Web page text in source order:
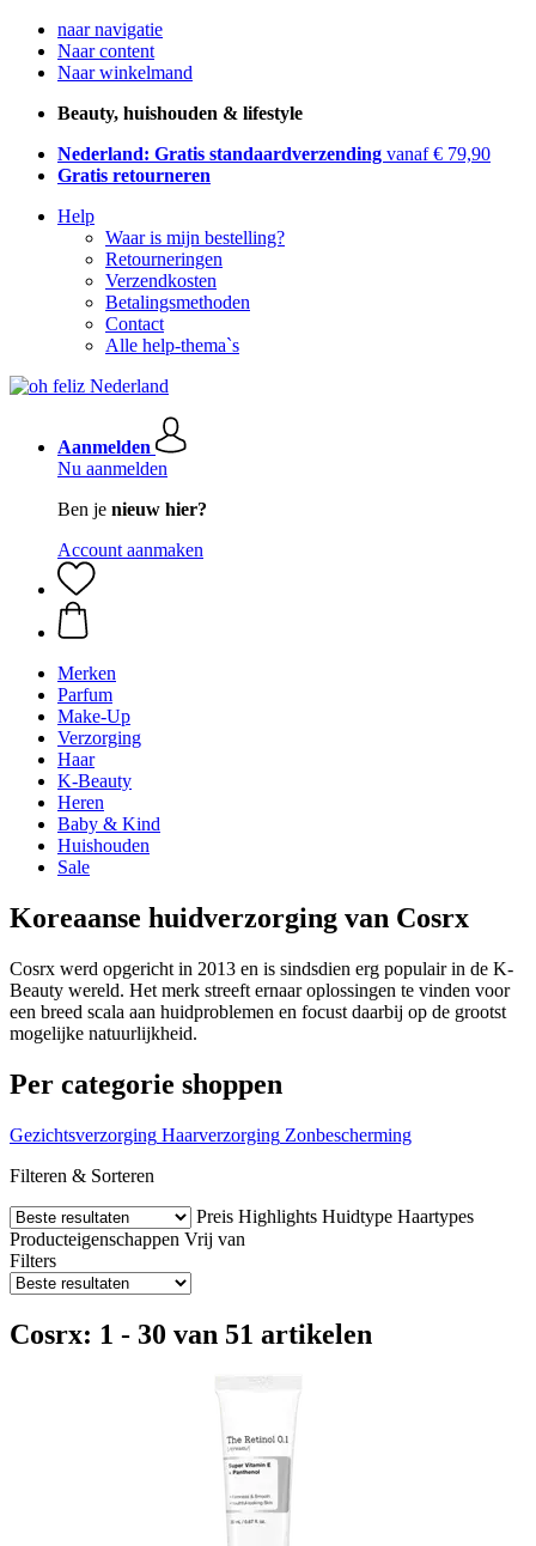
naar navigatie
Naar content
Naar winkelmand
Beauty, huishouden & lifestyle
Nederland: Gratis standaardverzending vanaf € 79,90
Gratis retourneren
Help
Waar is mijn bestelling?
Retourneringen
Verzendkosten
Betalingsmethoden
Contact
Alle help-thema`s
Aanmelden
Nu aanmelden
Ben je nieuw hier?
Account aanmaken
Merken
Parfum
Make-Up
Verzorging
Haar
K-Beauty
Heren
Baby & Kind
Huishouden
Sale
Koreaanse huidverzorging van Cosrx
Cosrx werd opgericht in 2013 en is sindsdien erg populair in de K-
Beauty wereld. Het merk streeft ernaar oplossingen te vinden voor
een breed scala aan huidproblemen en focust daarbij op de grootst
mogelijke natuurlijkheid.
Per categorie shoppen
Gezichtsverzorging Haarverzorging Zonbescherming
Filteren & Sorteren
Preis Highlights Huidtype Haartypes
Producteigenschappen Vrij van
Filters
Cosrx: 1 - 30 van 51 artikelen